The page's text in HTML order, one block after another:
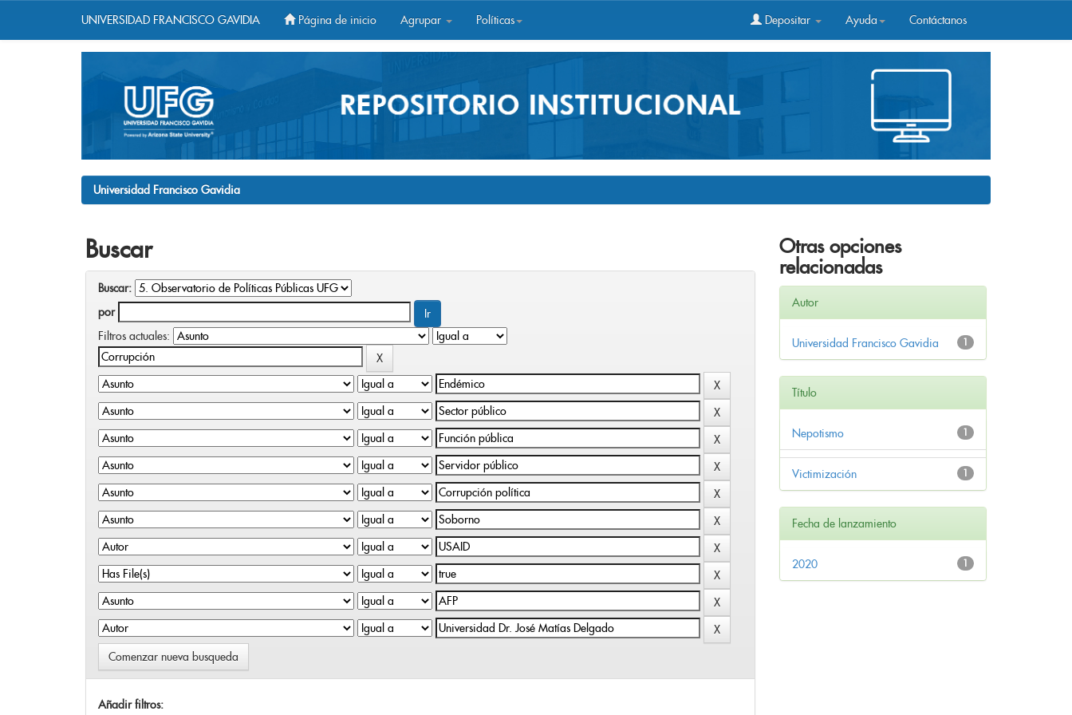
UNIVERSIDAD FRANCISCO GAVIDIA Página de inicio Agrupar Políticas Depositar Ayuda Contáctanos
Universidad Francisco Gavidia
Buscar
Buscar:
por
Filtros actuales:
Comenzar nueva busqueda
Añadir filtros:
Otras opciones
relacionadas
Autor
1
Universidad Francisco Gavidia
Título
1
Nepotismo
1
Victimización
Fecha de lanzamiento
1
2020